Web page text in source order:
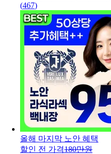
(467)
올해 마지막 노안 혜택
할인 전 가격180만원